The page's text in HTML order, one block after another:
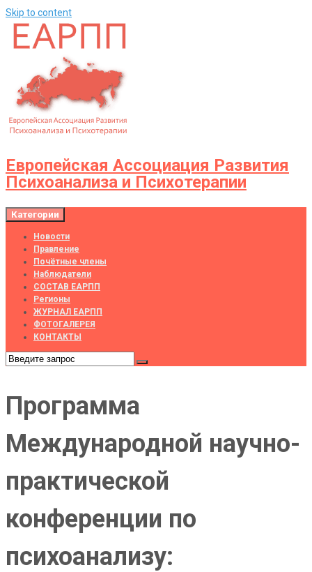
Skip to content
Европейская Ассоциация Развития
Психоанализа и Психотерапии
Категории
Новости
Правление
Почётные члены
Наблюдатели
СОСТАВ ЕАРПП
Регионы
ЖУРНАЛ ЕАРПП
ФОТОГАЛЕРЕЯ
КОНТАКТЫ
Программа
Международной научно-
практической
конференции по
психоанализу: